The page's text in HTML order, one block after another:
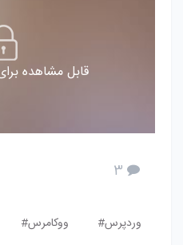
قابل مشاهده
3
وردپرس# ووکامرس#